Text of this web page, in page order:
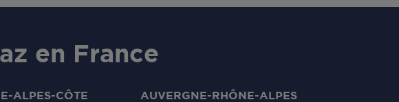
en France
ALPES-CÔTE
AUVERGNE-RHÔNE-ALPES